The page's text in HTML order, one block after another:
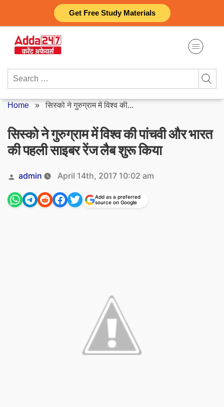
Get Free Study Materials
content
Search
Home »सिस्को ने गुरुग्राम में विश्व की...
सिस्को ने गुरुग्राम में विश्व की पांचवी और भारत
की पहली साइबर रेंज लैब शुरू किया
Posted
by
admin April 14th, 2017 10:02 am
Add as a preferred
source on Google